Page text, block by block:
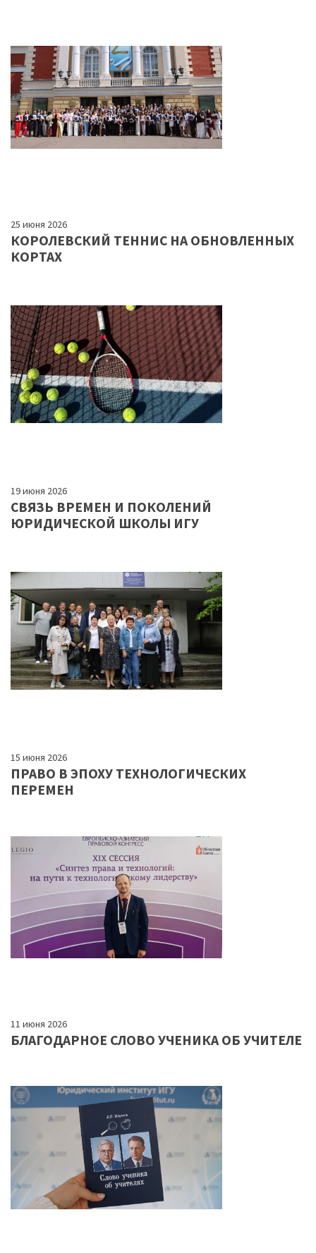
25 июня 2026
КОРОЛЕВСКИЙ ТЕННИС НА ОБНОВЛЕННЫХ
КОРТАХ
19 июня 2026
СВЯЗЬ ВРЕМЕН И ПОКОЛЕНИЙ
ЮРИДИЧЕСКОЙ ШКОЛЫ ИГУ
15 июня 2026
ПРАВО В ЭПОХУ ТЕХНОЛОГИЧЕСКИХ
ПЕРЕМЕН
11 июня 2026
БЛАГОДАРНОЕ СЛОВО УЧЕНИКА ОБ УЧИТЕЛЕ